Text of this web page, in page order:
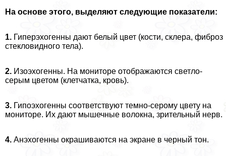
На основе этого, выделяют следующие показатели:
1. Гиперэхогенны дают белый цвет (кости, склера, фиброз
стекловидного тела).
2. Изоэхогенны. На мониторе отображаются светло-
серым цветом (клетчатка, кровь).
3. Гипоэхогенны соответствуют темно-серому цвету на
мониторе. Их дают мышечные волокна, зрительный нерв.
4. Анэхогенны окрашиваются на экране в черный тон.